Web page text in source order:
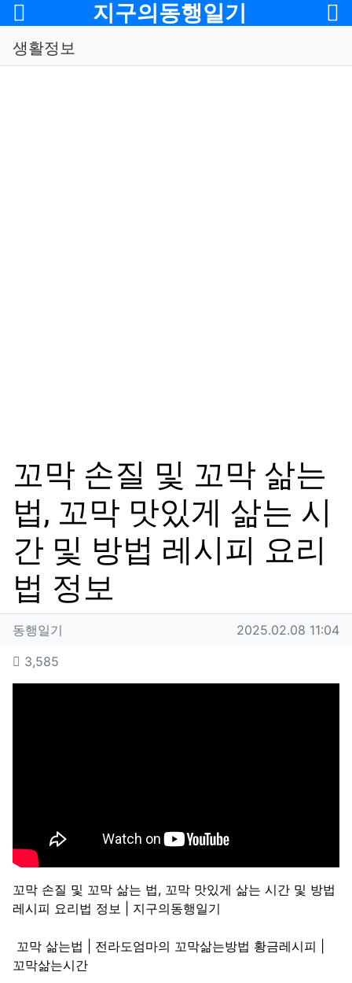
지구의동행일기
생활정보
꼬막 손질 및 꼬막 삶는
법, 꼬막 맛있게 삶는 시
간 및 방법 레시피 요리
법 정보
작성자 정보
동행일기 작성일
2025.02.08 11:04
컨텐츠 정보
3,585
꼬막 손질 및 꼬막 삶는 법, 꼬막 맛있게 삶는 시간 및 방법
레시피 요리법 정보 | 지구의동행일기
꼬막 삶는법 | 전라도엄마의 꼬막삶는방법 황금레시피 |
꼬막삶는시간